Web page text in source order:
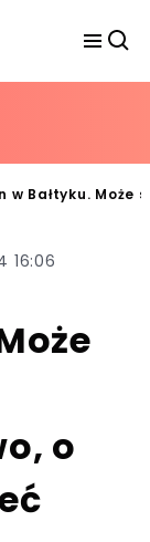
w Bałtyku.
16:06
o